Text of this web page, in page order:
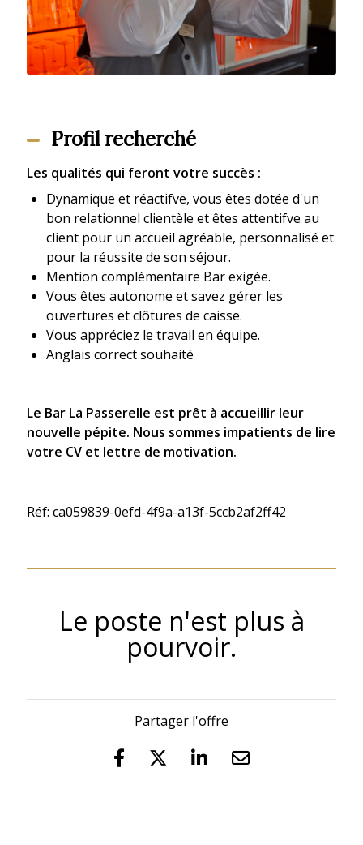
Profil recherché
Les qualités qui feront votre succès :
Dynamique et réactifve, vous êtes dotée d'un
bon relationnel clientèle et êtes attentifve au
client pour un accueil agréable, personnalisé et
pour la réussite de son séjour.
Mention complémentaire Bar exigée.
Vous êtes autonome et savez gérer les
ouvertures et clôtures de caisse.
Vous appréciez le travail en équipe.
Anglais correct souhaité
Le Bar La Passerelle est prêt à accueillir leur
nouvelle pépite. Nous sommes impatients de lire
votre CV et lettre de motivation.
Réf: ca059839-0efd-4f9a-a13f-5ccb2af2ff42
Le poste n'est plus à
pourvoir.
Partager l'offre